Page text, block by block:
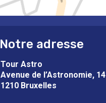
Notre adresse
Tour Astro
Avenue de l’Astronomie, 14
1210 Bruxelles